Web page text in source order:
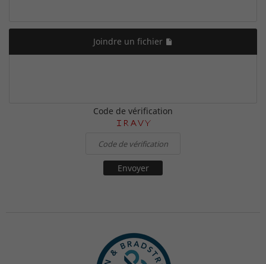
Joindre un fichier
Code de vérification